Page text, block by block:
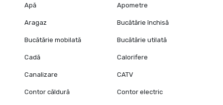
Apă Apometre
Aragaz Bucătărie închisă
Bucătărie mobilată Bucătărie utilată
Cadă Calorifere
Canalizare CATV
Contor căldură Contor electric